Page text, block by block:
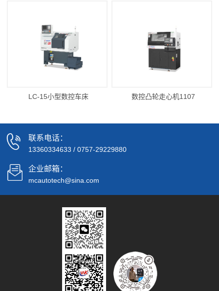
LC-15小型数控车床 数控凸轮走心机1107
联系电话：
13360334633/ 0757-29229880
企业邮箱：
mcautotech@sina.com